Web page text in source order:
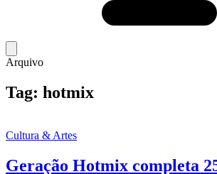
Arquivo
Tag: hotmix
Cultura & Artes
Geração Hotmix completa